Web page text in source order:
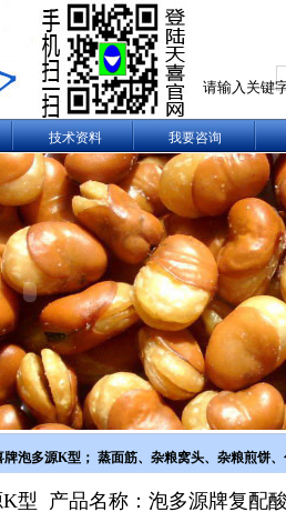
技术资料 我要咨询
牌泡多源K型； 蒸面筋、杂粮窝头、杂粮煎饼
型 产品名称：泡多源牌复配